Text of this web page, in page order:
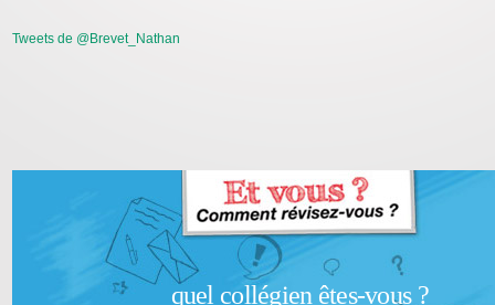
Tweets de @Brevet_Nathan
quel collégien êtes-vous ?